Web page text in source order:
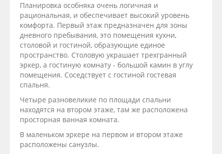
Планировка особняка очень логичная и
рациональная, и обеспечивает высокий уровень
комфорта. Первый этаж предназначен для зоны
дневного пребывания, это помещения кухни,
столовой и гостиной, образующие единое
пространство. Столовую украшает трехгранный
эркер, а гостиную комнату - большой камин в углу
помещения. Соседствует с гостиной гостевая
спальня.
Четыре разновеликие по площади спальни
находятся на втором этаже, там же расположена
просторная ванная комната.
В маленьком эркере на первом и втором этаже
расположены санузлы.